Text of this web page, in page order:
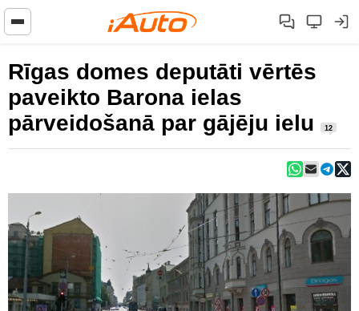
Rīgas domes deputāti vērtēs
paveikto Barona ielas
pārveidošanā par gājēju ielu
12